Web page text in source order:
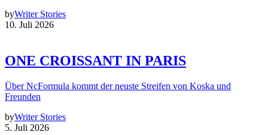
byWriter Stories
10. Juli 2026
ONE CROISSANT IN PARIS
Über NcFormula kommt der neuste Streifen von Koska und
Freunden
byWriter Stories
5. Juli 2026